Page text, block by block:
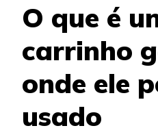
O que é
carrinho
onde ele
usado